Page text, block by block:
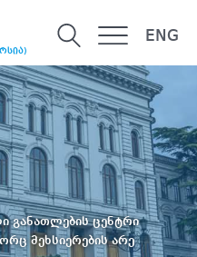
ENG
განათლების ცენტრი
მეხსიერების არე